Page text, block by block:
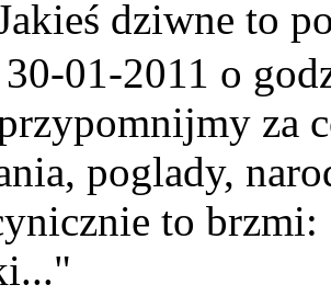
dziwne to
30-01-2011 o
za
poglady,
to